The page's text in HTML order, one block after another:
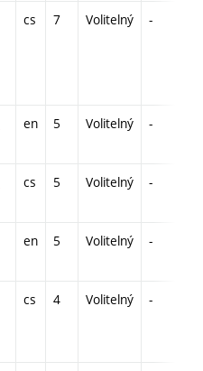
cs 7 Volitelný -
en 5 Volitelný -
cs 5 Volitelný -
en 5 Volitelný -
cs 4 Volitelný -